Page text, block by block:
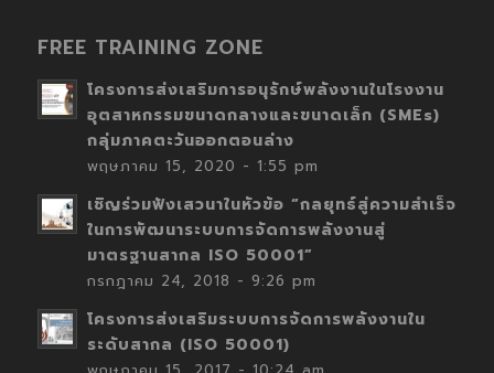
FREE TRAINING ZONE
โครงการส่งเสริมการอนุรักษ์พลังงานในโรงงาน
อุตสาหกรรมขนาดกลางและขนาดเล็ก (SMEs)
กลุ่มภาคตะวันออกตอนล่าง
พฤษภาคม 15, 2020 - 1:55 pm
เชิญร่วมฟังเสวนาในหัวข้อ “กลยุทธ์สู่ความสำเร็จ
ในการพัฒนาระบบการจัดการพลังงานสู่
มาตรฐานสากล ISO 50001”
กรกฎาคม 24, 2018 - 9:26 pm
โครงการส่งเสริมระบบการจัดการพลังงานใน
ระดับสากล (ISO 50001)